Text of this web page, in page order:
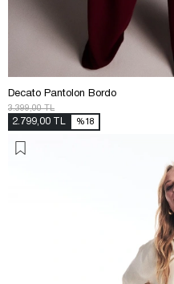
Decato Pantolon Bordo
3.399,00 TL
2.799,00 TL %18